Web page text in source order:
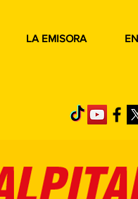
LA EMISORA